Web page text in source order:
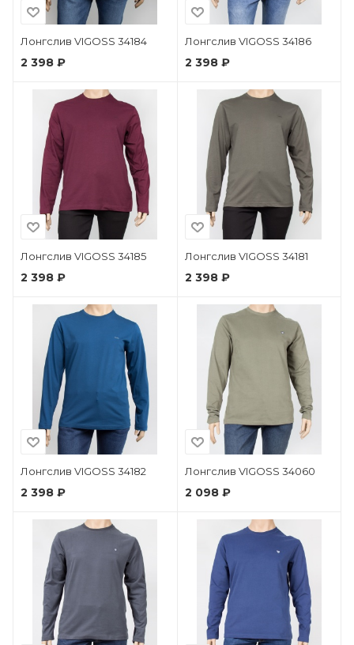
Лонгслив VIGOSS 34184
2 398 ₽
Лонгслив VIGOSS 34186
2 398 ₽
Лонгслив VIGOSS 34185
2 398 ₽
Лонгслив VIGOSS 34181
2 398 ₽
Лонгслив VIGOSS 34182
2 398 ₽
Лонгслив VIGOSS 34060
2 098 ₽